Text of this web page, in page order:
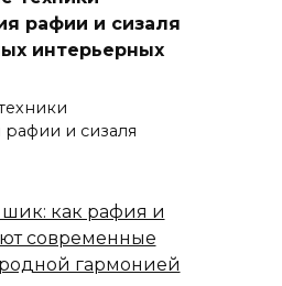
рафии и сизаля
интерьерных
и сизаля